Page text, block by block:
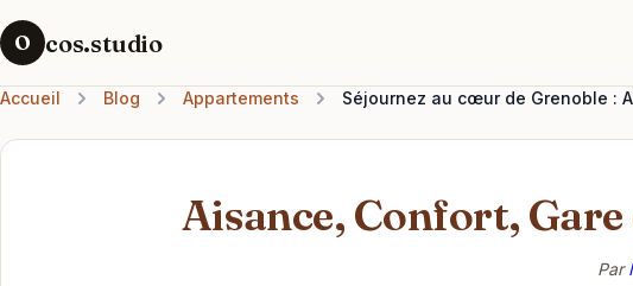
O cos.studio
Accueil Blog Appartements Séjournez au cœur de Grenoble :
Aisance, Confort,
Par